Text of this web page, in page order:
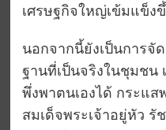
เศรษฐกิจใหญ่เข้มแข็ง
นอกจากนี้ยังเป็นการจั
ฐานที่เป็นจริงในชุมชน
พึ่งพาตนเองได้ กระแส
สมเด็จพระเจ้าอยู่หัว รั